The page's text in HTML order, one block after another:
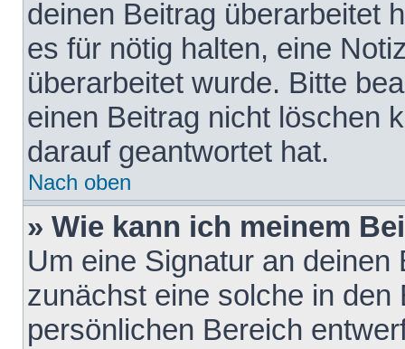
deinen Beitrag überarbeitet
es für nötig halten, eine
überarbeitet wurde. Bitte
einen Beitrag nicht löschen
darauf geantwortet hat.
Nach oben
» Wie kann ich meinem
Um eine Signatur an
zunächst eine solche in den
persönlichen Bereich